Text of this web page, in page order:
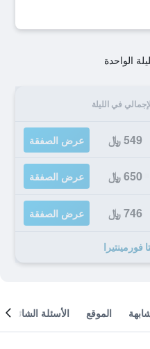
الواحدة
في الليلة
549 ﷼ عرض الصفقة
650 ﷼ عرض الصفقة
746 ﷼ عرض الصفقة
الموقع الأسئلة الشائعة